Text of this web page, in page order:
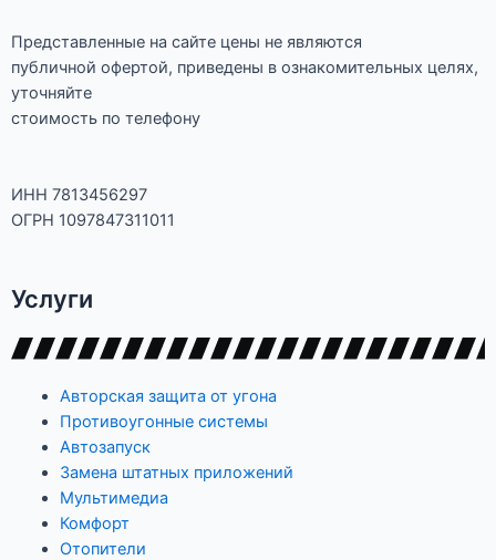
Представленные на сайте цены не являются
публичной офертой, приведены в ознакомительных целях,
уточняйте
стоимость по телефону
ИНН 7813456297
ОГРН 1097847311011
Услуги
Авторская защита от угона
Противоугонные системы
Автозапуск
Замена штатных приложений
Мультимедиа
Комфорт
Отопители